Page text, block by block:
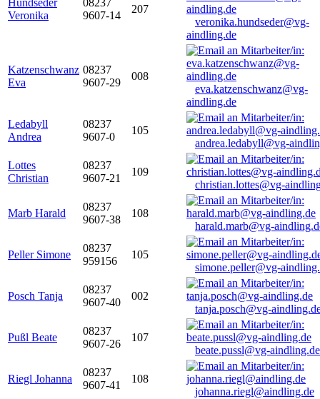
Hundseder
Veronika
08237
9607-14
207
veronika.hundseder@vg-
aindling.de
Katzenschwanz
Eva
08237
9607-29
008
eva.katzenschwanz@vg-
aindling.de
Ledabyll
Andrea
08237
9607-0
105
andrea.ledabyll@vg-
Lottes
Christian
08237
9607-21
109
christian.lottes@vg-
Marb Harald
08237
9607-38
108
harald.marb@vg-
Peller Simone
08237
959156
105
simone.peller@vg-
Posch Tanja
08237
9607-40
002
tanja.posch@vg-
Pußl Beate
08237
9607-26
107
beate.pussl@vg-aindling.de
Riegl Johanna
08237
9607-41
108
johanna.riegl@aindling.de